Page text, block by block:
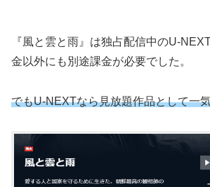
『風と雲と雨』は独占配信中のU-
金以外にも別途課金が必要でした。
でもU-NEXTなら見放題作品として一